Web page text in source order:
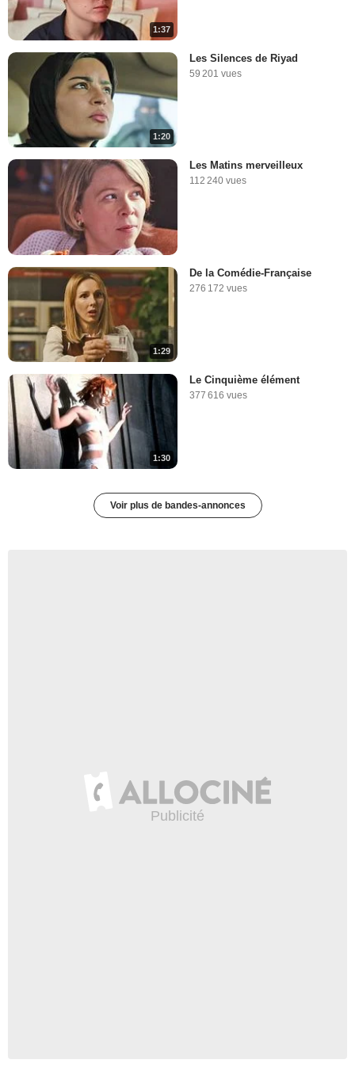
1:37
1:20
Les Silences de Riyad
59 201 vues
Les Matins merveilleux
112 240 vues
1:29
De la Comédie-Française
276 172 vues
1:30
Le Cinquième élément
377 616 vues
Voir plus de bandes-annonces